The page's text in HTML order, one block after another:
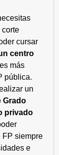
corte
cursar
centro
más
pública.
un
Grado
privado
FP siempre
e